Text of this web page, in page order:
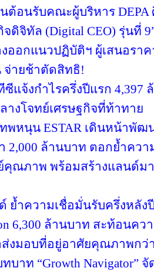
ต้อนรับคณะผู้บริหาร
จดิจิทัล (Digital CEO) รุ่นที่
อกแนวปฏิบัติฯ ผู้เสนอราค
จ่ายช้าตัดสิทธิ!
แจ้งกำไรครึ่งปีแรก 4,397
งโจทย์เศรษฐกิจที่ท้าทาย
พหนุน ESTAR เดินหน้าพัฒน
2,000 ล้านบาท ตอกย้ำคว
คุณภาพ พร้อมสร้างแลนด์ม
ย้ำความเชื่อมั่นรับครึ่งหลัง
6,300 ล้านบาท สะท้อนค
งมอบที่อยู่อาศัยคุณภาพกว่า
าท “Growth Navigator”